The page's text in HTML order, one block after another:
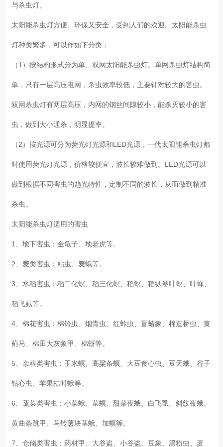
与杀虫灯。
太阳能杀虫灯方便、环保又安全，受到人们的欢迎。太阳能杀虫
灯种类繁多，可以作如下分类：
（1）按结构形式分为单、双网太阳能杀虫灯。单网杀虫灯结构简
单，只有一层高压电网，杀虫效率较低，主要针对较大的害虫。
双网杀虫灯有两层高压，内网的钢丝间隙较小，能杀灭较小的害
虫，做到大小通杀，明显提率。
（2）按光源可分为荧光灯光源和LED光源，一代太阳能杀虫灯都
时使用荧光灯光源，价格较便宜，波长较难做到。LED光源可以
做到根据不同害虫的趋光特性，定制不同的波长，从而做到精准
杀虫。
太阳能杀虫灯适用的害虫
1、地下害虫：金龟子、地老虎等。
2、麦类害虫：粘虫、麦蛾等。
3、水稻害虫：稻二化螟、稻三化螟、稻螟、稻纵卷叶螟、叶蝉、
稻飞虱等。
4、棉花害虫：棉铃虫、烟青虫、红蛉虫、盲蝽象、棉造桥虫、黄
蓟马、棉田大灰象甲、棉蚜等。
5、杂粮类害虫：玉米螟、高粱条螟、大豆食心虫、豆天蛾、谷子
钻心虫、苹果桔时蛾等。
6、蔬菜类害虫：小菜蛾、菜螟、甜菜夜蛾、白飞虱、斜纹夜蛾、
黄曲条跳甲、马铃薯块茎蛾、加螟等。
7、仓储类害虫：药材甲、大谷盗、小谷盗、豆象、黑粉虫、麦